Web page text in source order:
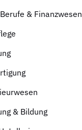
& Finanzwesen
& Bildung